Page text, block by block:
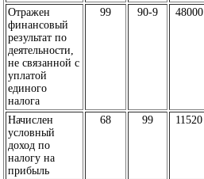
Отражен
финансовый
результат по
деятельности,
не связанной с
уплатой
единого
налога
99 90-9 48000
Начислен
условный
доход по
налогу на
прибыль
68 99 11520